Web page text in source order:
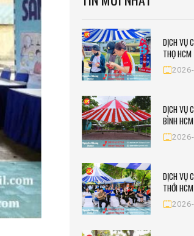
DỊCH VỤ
THỌ HCM
DỊCH VỤ
BÌNH HCM
DỊCH VỤ
THỚI HCM